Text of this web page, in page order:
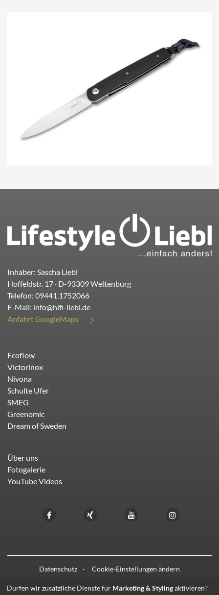
Inhaber: Sascha Liebl
Hoffeldstr. 17 · D-93309Weltenburg
Telefon: 09441.1752066
E-Mail: info@hifi-liebl.de
Anfahrt GoogleMaps
Ecoflow
Victorinox
Nivona
Schulte Ufer
SMEG
Greenomic
Dream of Sweden
Über uns
Fotogalerie
YouTube Videos
Datenschutz Cookie-Einstellungen ändern
Dürfen wir zusätzliche Dienste für Marketing & Stylingaktivieren?